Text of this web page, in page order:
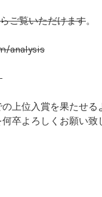
ご覧いただけます。
analysis
上位入賞を果たせる
卒よろしくお願い致